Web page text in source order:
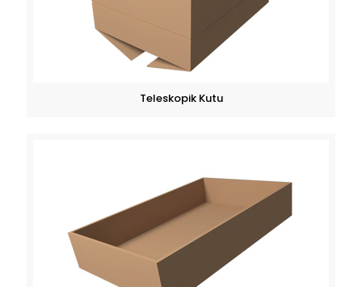
Teleskopik Kutu